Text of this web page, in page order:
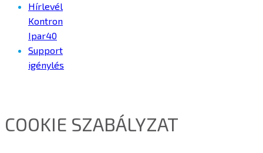
Hírlevél
Kontron
Ipar40
Support
igénylés
COOKIE SZABÁLYZAT